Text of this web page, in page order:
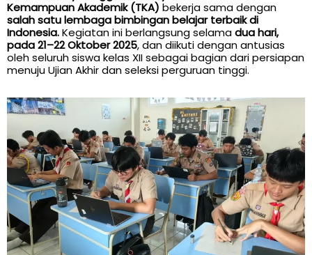
Kemampuan Akademik (TKA) bekerja sama dengan
salah satu lembaga bimbingan belajar terbaik di
Indonesia.Kegiatan ini berlangsung selamadua hari,
pada 21–22 Oktober 2025, dan diikuti dengan antusias
oleh seluruh siswa kelas XII sebagai bagian dari persiapan
menuju Ujian Akhir dan seleksi perguruan tinggi.